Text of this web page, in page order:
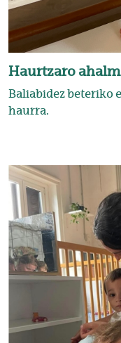
Haurtzaro
Baliabidez beteriko
haurra.